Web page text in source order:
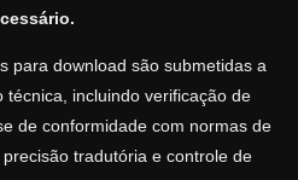
para download são submetidas a
técnica, incluindo verificação de
de conformidade com normas de
tradutória e controle de